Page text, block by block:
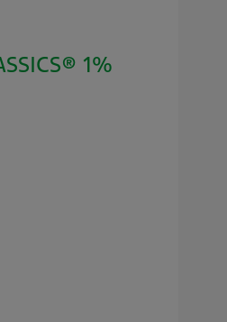
1%